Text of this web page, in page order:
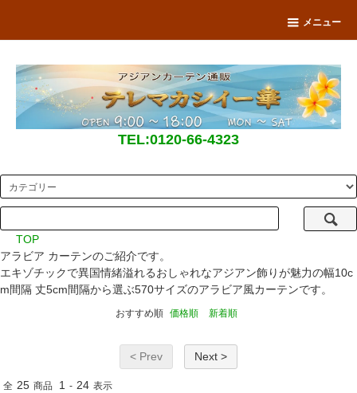
メニュー
TEL:0120-66-4323
TOP
アラビア カーテンのご紹介です。
エキゾチックで異国情緒溢れるおしゃれなアジアン飾りが魅力の幅10c
m間隔 丈5cm間隔から選ぶ570サイズのアラビア風カーテンです。
おすすめ順 価格順 新着順
< Prev Next >
全 25 商品 1 - 24 表示